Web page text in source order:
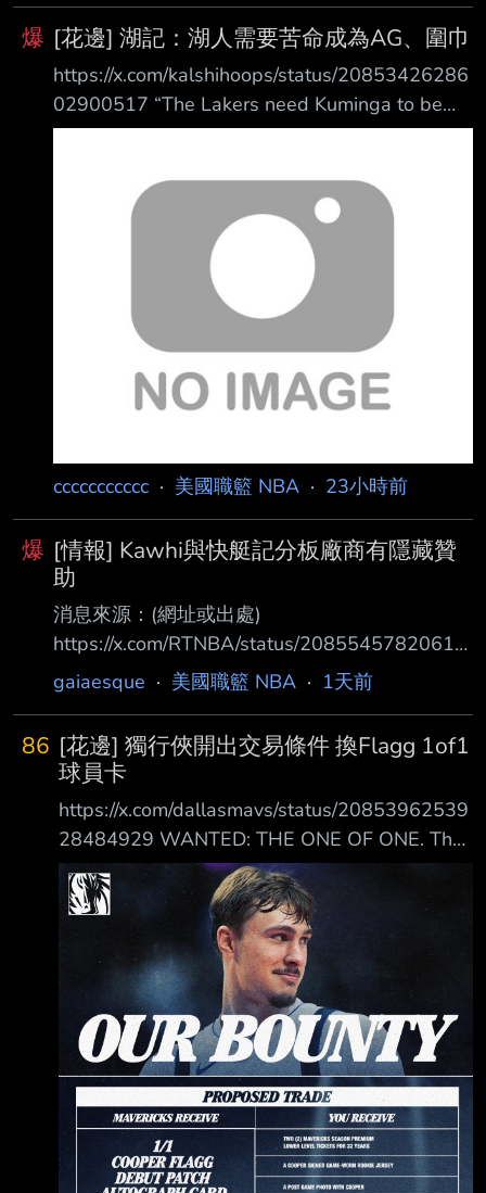
為 NBA 調查的核心。前 ESPN 撰稿人 Pablo
Torre 週四在他的播客節目Pablo Torr e Finds
Out中報導，Leonard 據稱還曾與負責設計快艇
主場 Intuit Dome 館內大型螢幕 的公司，簽下
爆 [花邊] 湖記：湖人需要苦命成為AG、圍巾
https://x.com/kalshihoops/status/20853426286
02900517 “The Lakers need Kuminga to be
their Aaron Gordon, their Andrew Wiggins,
to commit to that role. If he’s no t playing team
basketball, then its the wrong
ccccccccccc · 美國職籃 NBA · 23小時前
爆 [情報] Kawhi與快艇記分板廠商有隱藏贊
助
消息來源：(網址或出處)
https://x.com/RTNBA/status/20855457820615
23319 內容： Kawhi Leonard reportedly had a
with the Clippers scoreboard-maker, per
@PabloTorre 據 @PabloTorre 報導，Kawhi
Leonard 據說與快船隊計分板製造商有一項隱藏
的、價值 數百萬美元的「贊
gaiaesque · 美國職籃 NBA · 1天前
86 [花邊] 獨行俠開出交易條件 換Flagg 1of1
球員卡
https://x.com/dallasmavs/status/20853962539
28484929 WANTED: THE ONE OF ONE. The
Cooper Flagg Rookie Debut Patch Autograph
Card is officially out there. If you have it, we
want it. Claim the bounty. Good luck! #MFFL 懸
賞： Cooper Flagg新秀補丁親簽卡仍逍遙在外
如果你擁有它，我們想要